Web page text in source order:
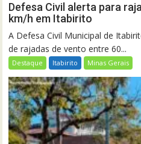
Defesa Civil alerta para
km/h em Itabirito
A Defesa Civil Municipal de
de rajadas de vento entre 60...
Destaque Itabirito Minas Gerais